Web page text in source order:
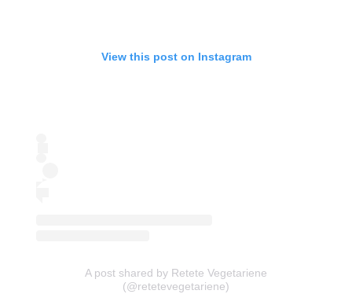
View this post on Instagram
A post shared by Retete Vegetariene
(@retetevegetariene)